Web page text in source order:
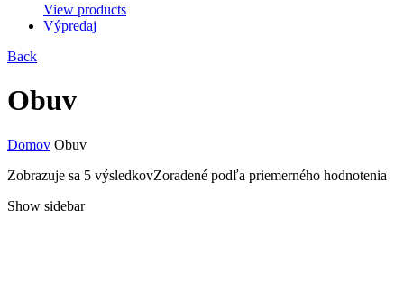
View products
Výpredaj
Back
Obuv
Domov Obuv
Zobrazuje sa 5 výsledkovZoradené podľa priemerného hodnotenia
Show sidebar